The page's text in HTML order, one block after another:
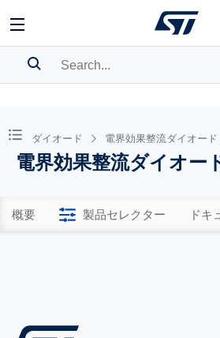
BOOKMARK
Pleaselog into show your saved
ダイオード 電界効果整流ダイオード
電界効果整流ダイオー
概要 製品セレクター ドキ